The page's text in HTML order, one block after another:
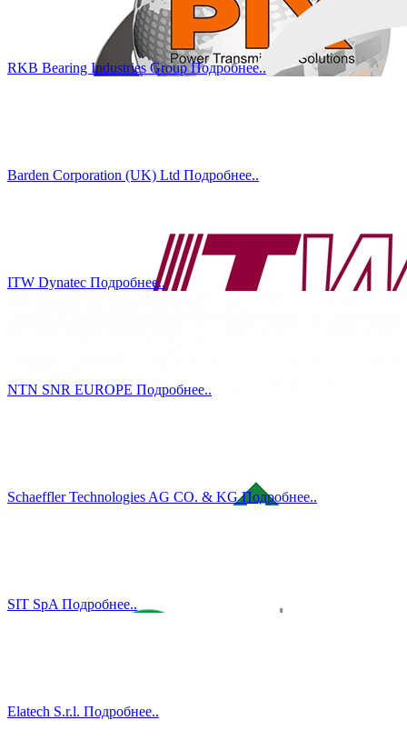
RKB Bearing Industries GroupПодробнеe..
Barden Corporation (UK) Ltd Подробнеe..
ITW Dynatec Подробнеe..
NTN SNR EUROPE Подробнеe..
Schaeffler Technologies AG CO. & KGПодробнеe..
SIT SpA Подробнеe..
Elatech S.r.l. Подробнеe..